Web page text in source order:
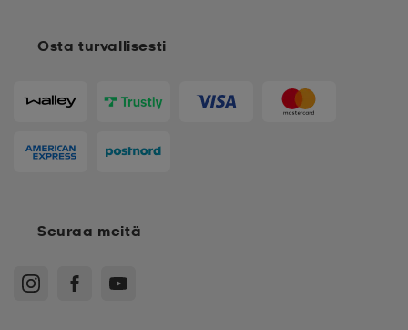
Osta turvallisesti
Seuraa meitä